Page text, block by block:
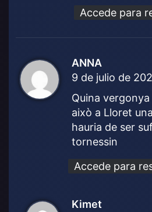
Accede para
ANNA
i
e
9 de julio de
Quina vergonya
això a Lloret
hauria de ser
tornessin
Accede para
Kimet